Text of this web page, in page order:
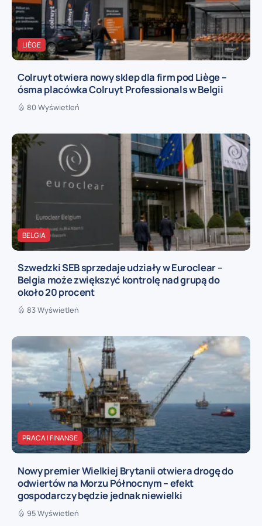
LIÈGE
Colruyt otwiera nowy sklep dla firm pod Liège –
ósma placówka Colruyt Professionals w Belgii
80 Wyświetleń
BELGIA
Szwedzki SEB sprzedaje udziały w Euroclear –
Belgia może zwiększyć kontrolę nad grupą do
około 20 procent
83 Wyświetleń
PRACA I FINANSE
Nowy premier Wielkiej Brytanii otwiera drogę do
odwiertów na Morzu Północnym – efekt
gospodarczy będzie jednak niewielki
95 Wyświetleń